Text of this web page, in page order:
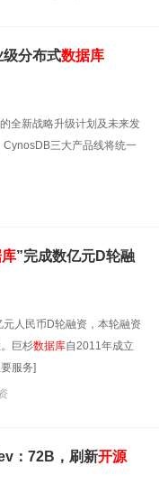
级分布式数据库
全新战略升级计划及未来发
三大产品线将统一
”完成数亿元D轮融
元人民币D轮融资，本轮融资
巨杉数据库自2011年成立
服务]
：72B，刷新开源